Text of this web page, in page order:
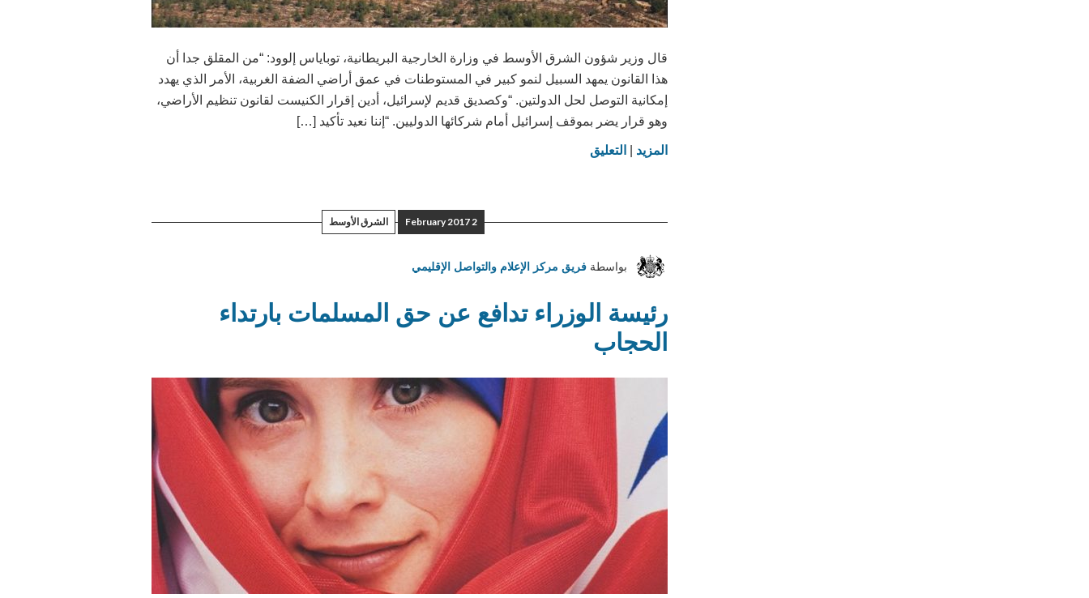
قال وزير شؤون الشرق الأوسط في وزارة الخارجية البريطانية، توباياس إلوود: “من المقلق جدا أن
هذا القانون يمهد السبيل لنمو كبير في المستوطنات في عمق أراضي الضفة الغربية، الأمر الذي يهدد
إمكانية التوصل لحل الدولتين. “وكصديق قديم لإسرائيل، أدين إقرار الكنيست لقانون تنظيم الأراضي،
وهو قرار يضر بموقف إسرائيل أمام شركائها الدوليين. “إننا نعيد تأكيد […]
المزيد on
الأراضي
أقره
الكنيست
التعليق
2 February 2017 الشرق الأوسط
بواسطةفريق مركز الإعلام والتواصل الإقليمي
رئيسة الوزراء تدافع عن حق المسلمات بارتداء
الحجاب